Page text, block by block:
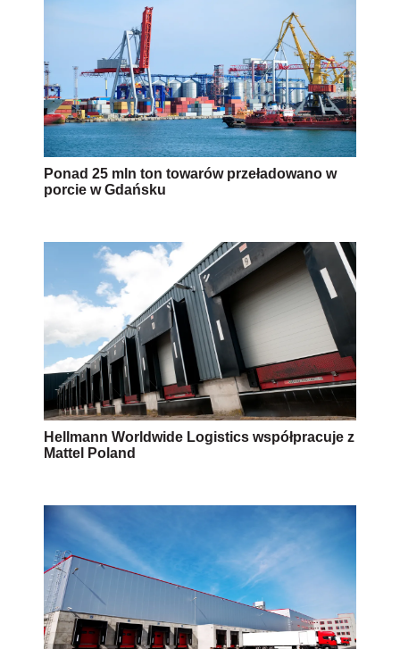
Ponad 25 mln ton towarów przeładowano w
porcie w Gdańsku
Hellmann Worldwide Logistics współpracuje z
Mattel Poland